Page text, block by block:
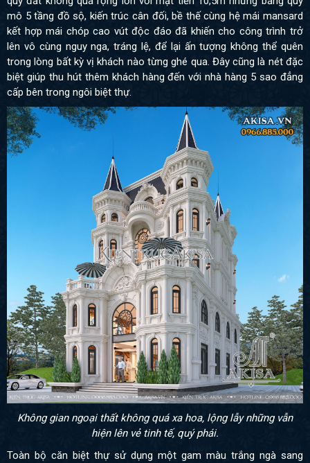
mô 5 tầng đồ sộ, kiến trúc cân đối, bề thế cùng hệ mái mansard
kết hợp mái chóp cao vút độc đáo đã khiến cho công trình trở
lên vô cùng nguy nga, tráng lệ, để lại ấn tượng không thể quên
trong lòng bất kỳ vị khách nào từng ghé qua. Đây cũng là nét đặc
biệt giúp thu hút thêm khách hàng đến với nhà hàng 5 sao đẳng
cấp bên trong ngôi biệt thự.
Không gian ngoại thất không quá xa hoa, lộng lẫy những vẫn
hiện lên vẻ tinh tế, quý phái.
Toàn bộ căn biệt thự sử dụng một gam màu trắng ngà sang